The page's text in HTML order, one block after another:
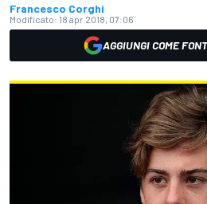
Francesco Corghi
Modificato: 18 apr 2018, 07:06
AGGIUNGI COME